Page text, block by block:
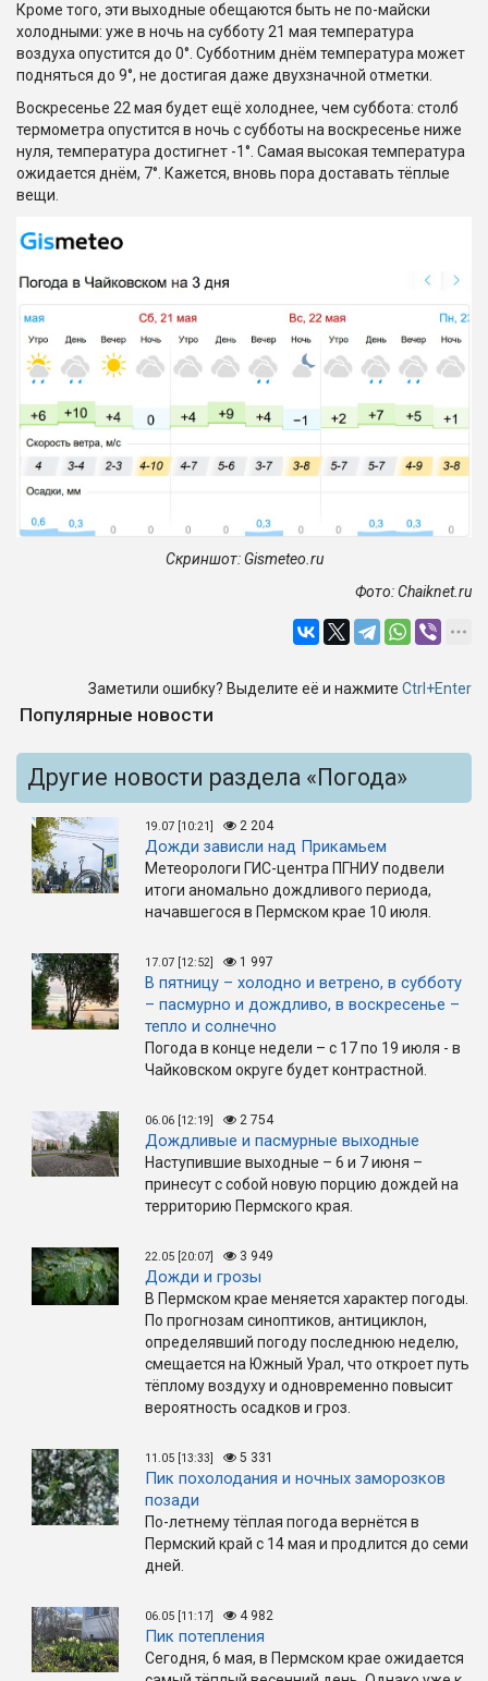
Кроме того, эти выходные обещаются быть не по-майски
холодными: уже в ночь на субботу 21 мая температура
воздуха опустится до 0°. Субботним днём температура может
подняться до 9°, не достигая даже двухзначной отметки.
Воскресенье 22 мая будет ещё холоднее, чем суббота: столб
термометра опустится в ночь с субботы на воскресенье ниже
нуля, температура достигнет -1°. Самая высокая температура
ожидается днём, 7°. Кажется, вновь пора доставать тёплые
вещи.
Скриншот: Gismeteo. ru
Фото:Chaiknet.ru
Заметили ошибку? Выделите её и нажмите Ctrl+Enter
Популярные новости
Другие новости раздела «Погода»
19.07 [10:21] 2 204
Дожди зависли над Прикамьем
Метеорологи ГИС-центра ПГНИУ подвели
итоги аномально дождливого периода,
начавшегося в Пермском крае 10 июля.
17.07 [12:52] 1 997
В пятницу – холодно и ветрено, в субботу
– пасмурно и дождливо, в воскресенье –
тепло и солнечно
Погода в конце недели – с 17 по 19 июля - в
Чайковском округе будет контрастной.
06.06 [12:19] 2 754
Дождливые и пасмурные выходные
Наступившие выходные – 6 и 7 июня –
принесут с собой новую порцию дождей на
территорию Пермского края.
22.05 [20:07] 3 949
Дожди и грозы
В Пермском крае меняется характер погоды.
По прогнозам синоптиков, антициклон,
определявший погоду последнюю неделю,
смещается на Южный Урал, что откроет путь
тёплому воздуху и одновременно повысит
вероятность осадков и гроз.
11.05 [13:33] 5 331
Пик похолодания и ночных заморозков
позади
По-летнему тёплая погода вернётся в
Пермский край с 14 мая и продлится до семи
дней.
06.05 [11:17] 4 982
Пик потепления
Сегодня, 6 мая, в Пермском крае ожидается